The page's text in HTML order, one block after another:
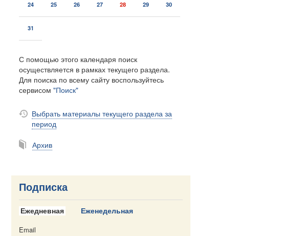
24 25 26 27 28 29 30
31
С помощью этого календаря поиск
осуществляется в рамках текущего раздела.
Для поиска по всему сайту воспользуйтесь
сервисом "Поиск"
Выбрать материалы текущего раздела за
период
Архив
Подписка
Ежедневная Еженедельная
Email